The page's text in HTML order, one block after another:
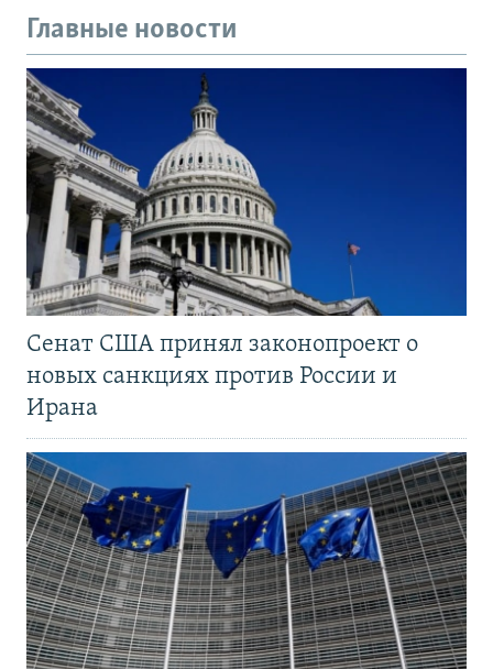
Главные новости
Сенат США принял законопроект о
новых санкциях против России и
Ирана